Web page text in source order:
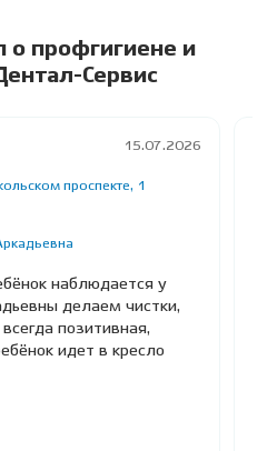
профгигиене и
Сервис
15.07.2026
проспекте, 1
наблюдается у
делаем чистки,
позитивная,
идет в кресло